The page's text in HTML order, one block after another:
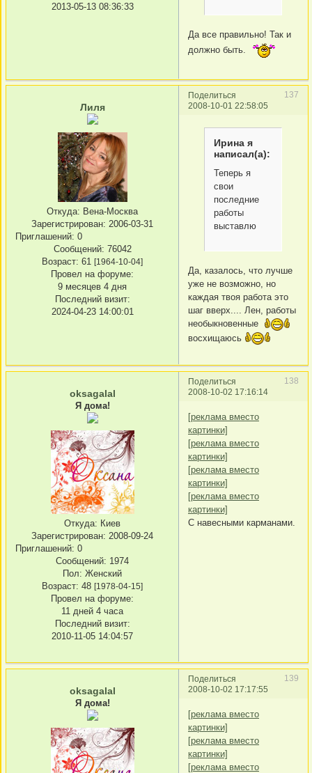
2013-05-13 08:36:33
Да все правильно! Так и
должно быть.
Поделиться
137
2008-10-01 22:58:05
Лиля
Откуда: Вена-Москва
Зарегистрирован: 2006-03-31
Приглашений: 0
Сообщений: 76042
Возраст: 61 [1964-10-04]
Провел на форуме:
9 месяцев 4 дня
Последний визит:
2024-04-23 14:00:01
Ирина я
написал(а):
Теперь я
свои
последние
работы
выставлю
Да, казалось, что лучше
уже не возможно, но
каждая твоя работа это
шаг вверх.... Лен, работы
необыкновенные
восхищаюсь
Поделиться
138
2008-10-02 17:16:14
oksagalal
Я дома!
Откуда: Киев
Зарегистрирован: 2008-09-24
Приглашений: 0
Сообщений: 1974
Пол: Женский
Возраст: 48 [1978-04-15]
Провел на форуме:
11 дней 4 часа
Последний визит:
2010-11-05 14:04:57
[реклама вместо
картинки]
[реклама вместо
картинки]
[реклама вместо
картинки]
[реклама вместо
картинки]
С навесными карманами.
Поделиться
139
2008-10-02 17:17:55
oksagalal
Я дома!
[реклама вместо
картинки]
[реклама вместо
картинки]
[реклама вместо